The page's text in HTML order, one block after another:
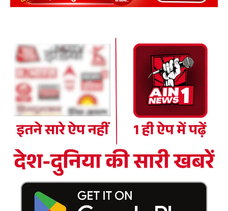
DOWNLOAD NOW
AIN NEWS 1
Contact Us
About Us
Privacy Policy
Terms of Use Agreement
Facebook
X WhatsApp
Share